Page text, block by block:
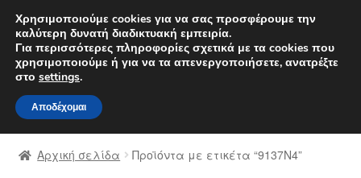
ΑΠΟΣΤΟΛΗ από 7 EUR
Δευτέρα-Παρ. 9 π.μ. - 4 μ.μ.
Απευθείας
μετάβαση
στην
πλοήγηση
Μετάβαση
σε
περιεχόμενο
Αρχική
Διαδικασία Παραπόνων
Αρχική σελίδα Προϊόντα με ετικέτα “9137N4”
Χρησιμοποιούμε cookies για να σας προσφέρουμε την
καλύτερη δυνατή διαδικτυακή εμπειρία.
Για περισσότερες πληροφορίες σχετικά με τα cookies που
χρησιμοποιούμε ή για να τα απενεργοποιήσετε, ανατρέξτε
στο settings.
Αποδέχομαι